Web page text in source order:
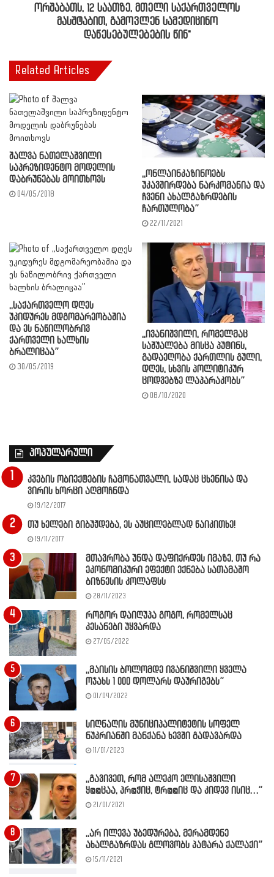
ორშაბათს, 12 საათზე, მთელი საქართველოს
მასშტაბით, გამოვლენ სამედიცინო
დაწესებულებების წინ"
Related Articles
შალვა ნათელაშვილი
საპრეზიდენტო მოდელის
დაბრუნებას მოითხოვს
04/05/2018
,,ონლაინკაზინოებს
უკავშირდება ნარკომანია და
ჩვენი ახალგაზრდების
ჩართულობა”
22/11/2021
,,საქართველო დღეს
უკიდურეს მდგომარეობაშია
და ეს ნაწილობრივ
ქართველი ხალხის
ბრალიცაა”
30/05/2019
,,ივანიშვილი, რომელმაც
საშუალება მისცა პუტინს,
გადაეღობა ქართლის გული,
დღეს, სხვის პოლიტიკურ
ცოდვებზე ლაპარაკობს”
08/10/2020
პოპულარული
კვების ობიექტების ჩამონათვალი, სადაც ცხენისა და
ვირის ხორცი აღმოჩნდა
19/12/2017
თუ ხელები გიბუჟდება, ეს აუცილებლად წაიკითხე!
19/11/2017
მთავრობა უნდა დაფიქრდეს იმაზე, თუ რა
ეკონომიკური ეფექტი ექნება სათამაშო
ბიზნესის კოლაფსს
28/11/2023
როგორ დაიღუპა გოგო, რომელსაც
კესანები უყვარდა
27/05/2022
,,მაისის ბოლომდე ივანიშვილი ყველა
ოჯახს 1 000 დოლარს დაურიგებს”
01/04/2022
სიღნაღის მუნიციპალიტეტის სოფელ
ნუკრიანში მანქანა ხევში გადავარდა
11/01/2023
,,გავივეთ, რომ ალეკო ელისაშვილი
ყ@@ცაა, პრ@ჭიც, ტრ@@იც და კიდევ ისიც…”
21/01/2021
,,არ ილევა უბედურება, მერამდენე
ახალგაზრდას გლოვობს პატარა ქალაქი”
15/11/2021